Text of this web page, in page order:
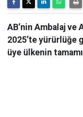
AB’nin Ambalaj ve
2025’te yürürlüğe
üye ülkenin